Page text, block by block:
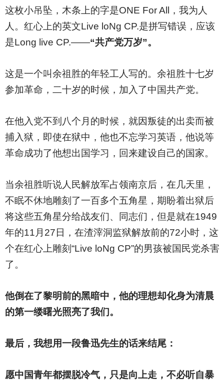
这枚小吊坠，木条上的字是ONE For All，我为人
人。红心上的英文Live loNg CP.是拼写错误，应该
是Long live CP.——“共产党万岁”。
这是一个叫余祖胜的年轻工人写的。余祖胜十七岁
参加革命，二十岁的时候，加入了中国共产党。
在他入党不到八个月的时候，就因叛徒的出卖而被
捕入狱，即使在狱中，他也不忘学习英语，他说等
革命成功了他想出国学习，回来建设自己的国家。
当余祖胜听说人民解放军占领南京后，在几天里，
不眠不休地雕刻了一百多个五角星，期盼着出狱后
将这些五角星分给战友们、同志们，但是就在1949
年的11月27日，在渣滓洞监狱解放前的72小时，这
个在红心上雕刻“Live loNg CP”的男孩被国民党杀害
了。
他倒在了黎明前的黑暗中，他的理想却化身为清晨
的第一缕曙光照亮了我们。
最后，我想用一段鲁迅先生的话来结尾：
愿中国青年都摆脱冷气，只是向上走，不必听自暴